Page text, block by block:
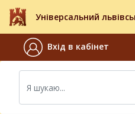
Універсальний
Вхід в кабінет